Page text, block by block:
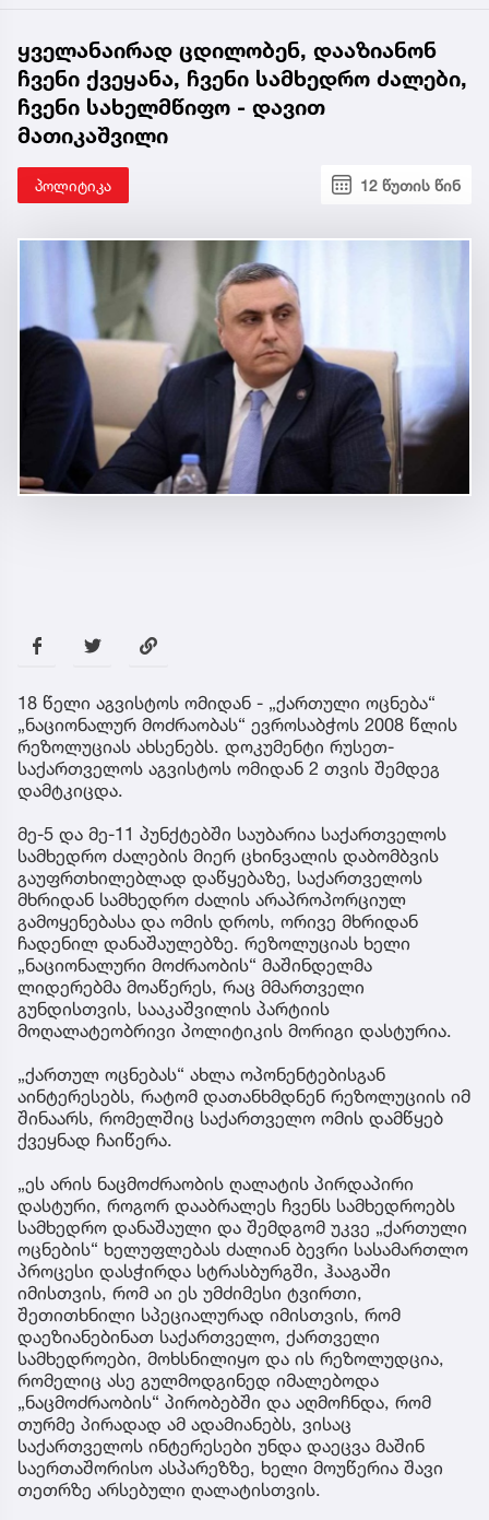
ყველანაირად ცდილობენ, დააზიანონ
ჩვენი ქვეყანა, ჩვენი სამხედრო ძალები,
ჩვენი სახელმწიფო - დავით
მათიკაშვილი
პოლიტიკა 12 წუთის წინ
18 წელი აგვისტოს ომიდან - „ქართული ოცნება“
„ნაციონალურ მოძრაობას“ ევროსაბჭოს 2008 წლის
რეზოლუციას ახსენებს. დოკუმენტი რუსეთ-
საქართველოს აგვისტოს ომიდან 2 თვის შემდეგ
დამტკიცდა.
მე-5 და მე-11 პუნქტებში საუბარია საქართველოს
სამხედრო ძალების მიერ ცხინვალის დაბომბვის
გაუფრთხილებლად დაწყებაზე, საქართველოს
მხრიდან სამხედრო ძალის არაპროპორციულ
გამოყენებასა და ომის დროს, ორივე მხრიდან
ჩადენილ დანაშაულებზე. რეზოლუციას ხელი
„ნაციონალური მოძრაობის“ მაშინდელმა
ლიდერებმა მოაწერეს, რაც მმართველი
გუნდისთვის, სააკაშვილის პარტიის
მოღალატეობრივი პოლიტიკის მორიგი დასტურია.
„ქართულ ოცნებას“ ახლა ოპონენტებისგან
აინტერესებს, რატომ დათანხმდნენ რეზოლუციის იმ
შინაარს, რომელშიც საქართველო ომის დამწყებ
ქვეყნად ჩაიწერა.
„ეს არის ნაცმოძრაობის ღალატის პირდაპირი
დასტური, როგორ დააბრალეს ჩვენს სამხედროებს
სამხედრო დანაშაული და შემდგომ უკვე „ქართული
ოცნების“ ხელუფლებას ძალიან ბევრი სასამართლო
პროცესი დასჭირდა სტრასბურგში, ჰააგაში
იმისთვის, რომ აი ეს უმძიმესი ტვირთი,
შეთითხნილი სპეციალურად იმისთვის, რომ
დაეზიანებინათ საქართველო, ქართველი
სამხედროები, მოხსნილიყო და ის რეზოლუდცია,
რომელიც ასე გულმოდგინედ იმალებოდა
„ნაცმოძრაობის“ პირობებში და აღმოჩნდა, რომ
თურმე პირადად ამ ადამიანებს, ვისაც
საქართველოს ინტერესები უნდა დაეცვა მაშინ
საერთაშორისო ასპარეზზე, ხელი მოუწერია შავი
თეთრზე არსებული ღალატისთვის.